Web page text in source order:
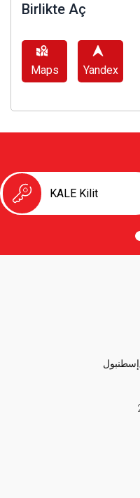
Birlikte Aç
Maps Yandex
KALE Kilit